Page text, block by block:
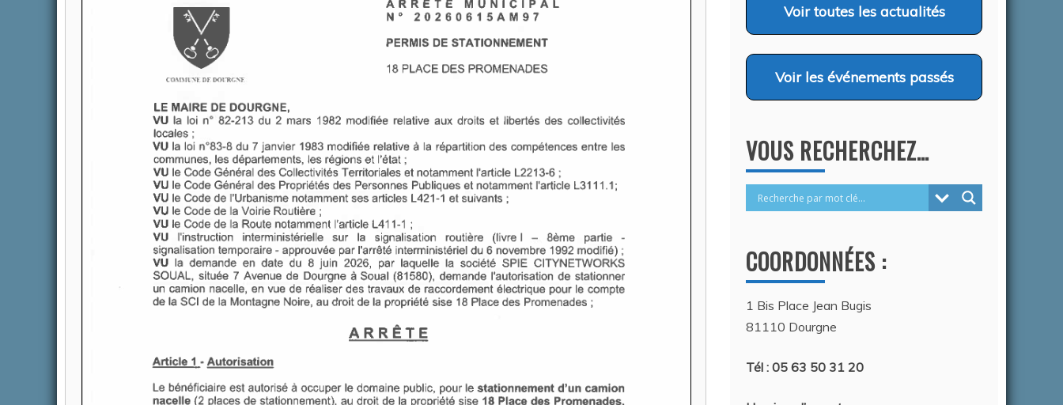
Voirtoutes les actualités
Voir les événements passés
VOUS RECHERCHEZ…
COORDONNÉES :
1 Bis Place Jean Bugis
81110 Dourgne
Tél : 05 63 50 31 20